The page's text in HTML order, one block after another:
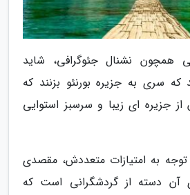
همچون نشنال جئوگرافی، شاید
سری به جزیره بورنئو بزنند که
جزیره ای زیبا و سرسبز استوایی
توجه به امتیازات متعددش، مقصدی
آن دسته از گردشگرانی است که